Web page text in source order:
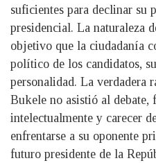
suficientes para declinar su
presidencial. La naturaleza
objetivo que la ciudadanía
político de los candidatos,
personalidad. La verdadera
Bukele no asistió al debate,
intelectualmente y carecer
enfrentarse a su oponente
futuro presidente de la